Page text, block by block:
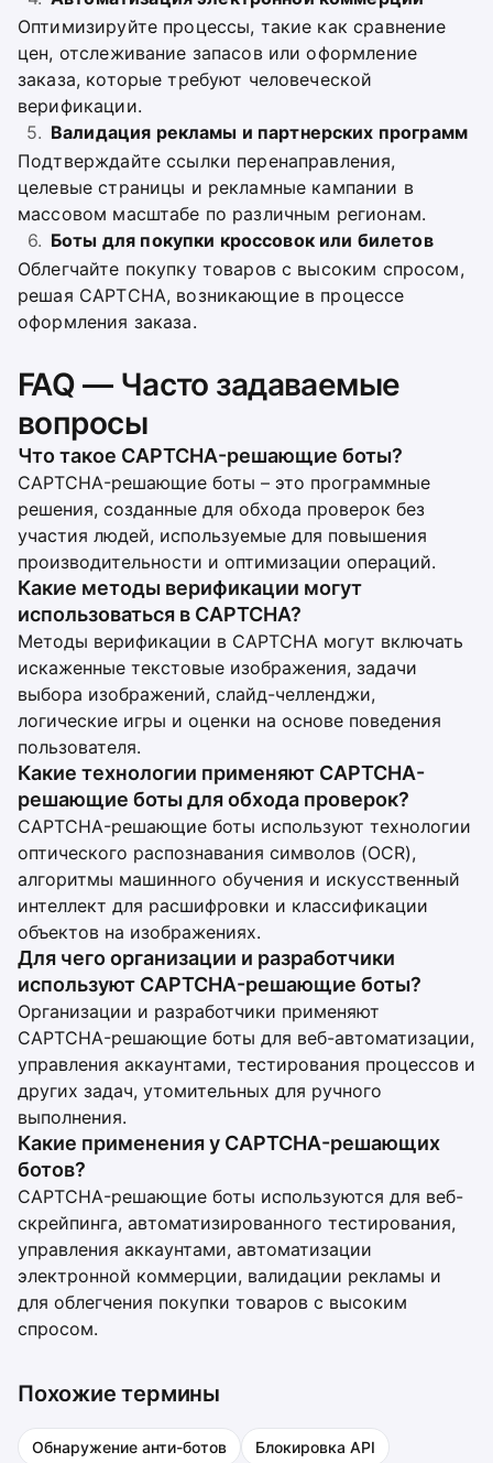
Оптимизируйте процессы, такие как сравнение
цен, отслеживание запасов или оформление
заказа, которые требуют человеческой
верификации.
Валидация рекламы и партнерских программ
Подтверждайте ссылки перенаправления,
целевые страницы и рекламные кампании в
массовом масштабе по различным регионам.
Боты для покупки кроссовок или билетов
Облегчайте покупку товаров с высоким спросом,
решая CAPTCHA, возникающие в процессе
оформления заказа.
FAQ — Часто задаваемые
вопросы
Что такое CAPTCHA-решающие боты?
CAPTCHA-решающие боты – это программные
решения, созданные для обхода проверок без
участия людей, используемые для повышения
производительности и оптимизации операций.
Какие методы верификации могут
использоваться в CAPTCHA?
Методы верификации в CAPTCHA могут включать
искаженные текстовые изображения, задачи
выбора изображений, слайд-челленджи,
логические игры и оценки на основе поведения
пользователя.
Какие технологии применяют CAPTCHA-
решающие боты для обхода проверок?
CAPTCHA-решающие боты используют технологии
оптического распознавания символов (OCR),
алгоритмы машинного обучения и искусственный
интеллект для расшифровки и классификации
объектов на изображениях.
Для чего организации и разработчики
используют CAPTCHA-решающие боты?
Организации и разработчики применяют
CAPTCHA-решающие боты для веб-автоматизации,
управления аккаунтами, тестирования процессов и
других задач, утомительных для ручного
выполнения.
Какие применения у CAPTCHA-решающих
ботов?
CAPTCHA-решающие боты используются для веб-
скрейпинга, автоматизированного тестирования,
управления аккаунтами, автоматизации
электронной коммерции, валидации рекламы и
для облегчения покупки товаров с высоким
спросом.
Похожие термины
Обнаружение анти-ботов Блокировка API